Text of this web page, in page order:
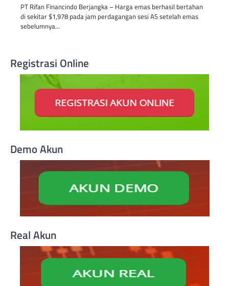
PT Rifan Financindo Berjangka – Harga emas berhasil bertahan
di sekitar $1,978 pada jam perdagangan sesi AS setelah emas
sebelumnya…
Registrasi Online
Demo Akun
Real Akun